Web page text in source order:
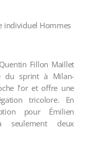
individuel Hommes
Fillon Maillet
du sprint à Milan-
l’or et offre une
tricolore. En
pour Émilien
seulement deux